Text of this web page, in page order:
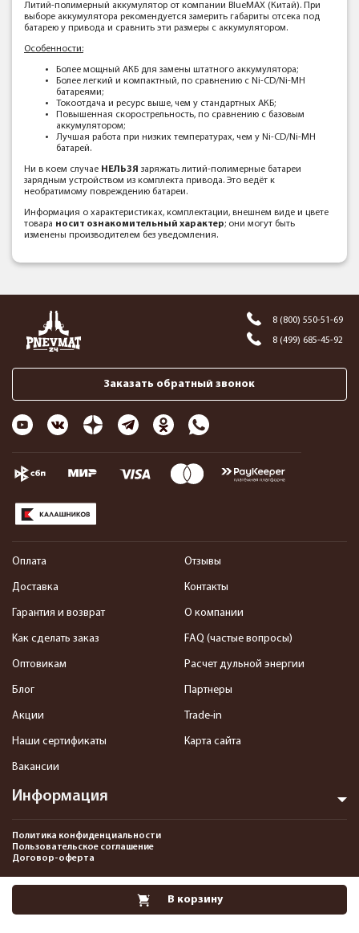
В корзину
Литий-полимерный аккумулятор от компании BlueMAX (Китай). При
выборе аккумулятора рекомендуется замерить габариты отсека под
батарею у привода и сравнить эти размеры с аккумулятором.
Особенности:
Более мощный АКБ для замены штатного аккумулятора;
Более легкий и компактный, по сравнению с Ni-CD/Ni-MH
батареями;
Токоотдача и ресурс выше, чем у стандартных АКБ;
Повышенная скорострельность, по сравнению с базовым
аккумулятором;
Лучшая работа при низких температурах, чем у Ni-CD/Ni-MH
батарей.
Ни в коем случае НЕЛЬЗЯ заряжать литий-полимерные батареи
зарядным устройством из комплекта привода. Это ведёт к
необратимому повреждению батареи.
Информация о характеристиках, комплектации, внешнем виде и цвете
товара носит ознакомительный характер; они могут быть
изменены производителем без уведомления.
8 (800) 550-51-69
8 (499) 685-45-92
Заказать обратный звонок
Информация
Оплата
Доставка
Гарантия и возврат
Как сделать заказ
Оптовикам
Блог
Акции
Наши сертификаты
Вакансии
Отзывы
Контакты
О компании
FAQ (частые вопросы)
Расчет дульной энергии
Партнеры
Trade-in
Карта сайта
Политика конфиденциальности
Пользовательское соглашение
Договор-оферта
2013-2026 Интернет-магазин пневматики, страйкбола и снаряжения–
Pnevmat24.ru. Все права защищены.©